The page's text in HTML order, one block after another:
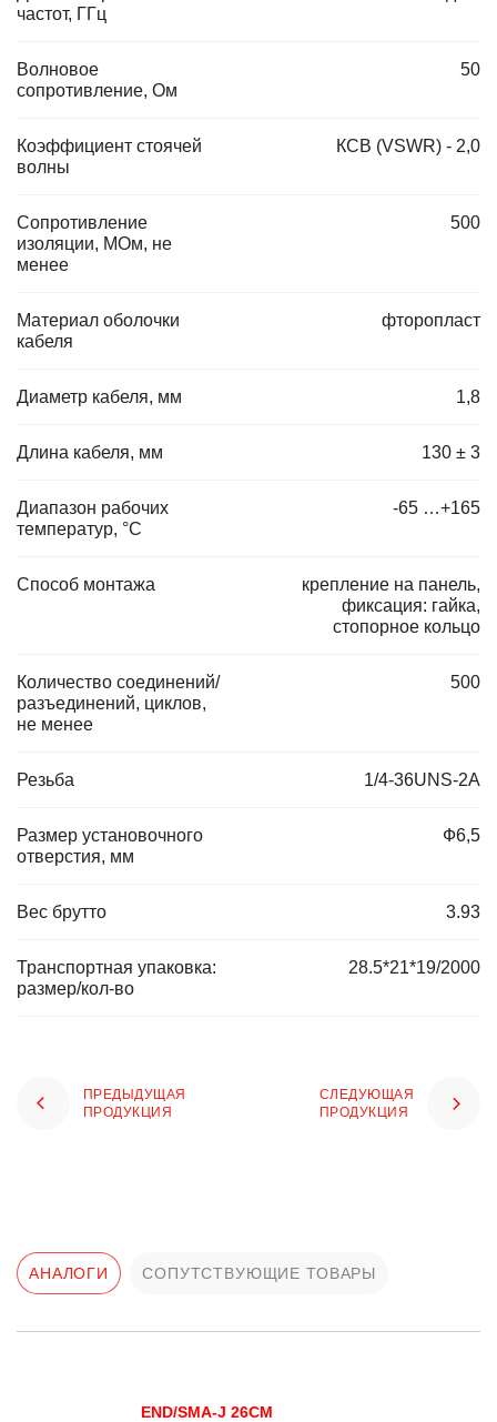
частот, ГГц
Волновое
сопротивление, Ом
50
Коэффициент стоячей
волны
КСВ (VSWR) - 2,0
Сопротивление
изоляции, МОм, не
менее
500
Материал оболочки
кабеля
фторопласт
Диаметр кабеля, мм 1,8
Длина кабеля, мм 130 ± 3
Диапазон рабочих
температур, °C
-65 …+165
Способ монтажа
крепление на панель,
фиксация: гайка,
стопорное кольцо
Количество соединений/
разъединений, циклов,
не менее
500
Резьба 1/4-36UNS-2A
Размер установочного
отверстия, мм
Ф6,5
Вес брутто 3.93
Транспортная упаковка:
размер/кол-во
28.5*21*19/2000
ПРЕДЫДУЩАЯ
ПРОДУКЦИЯ
СЛЕДУЮЩАЯ
ПРОДУКЦИЯ
АНАЛОГИ СОПУТСТВУЮЩИЕ ТОВАРЫ
END/SMA-J 26CM